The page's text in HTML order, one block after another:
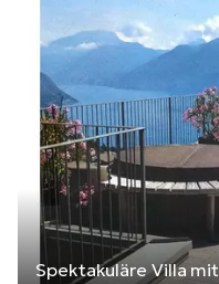
Spektakuläre Villa mit